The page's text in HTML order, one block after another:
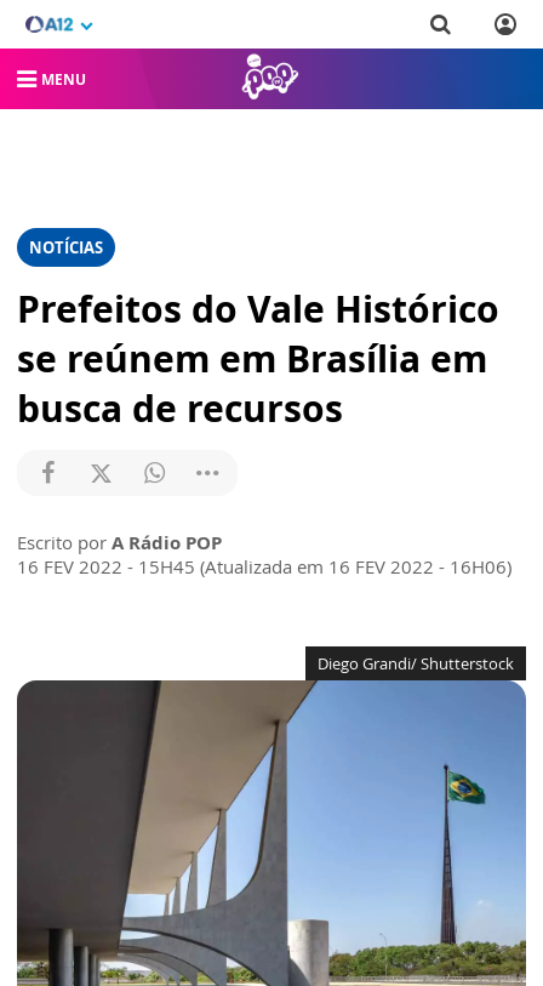
MENU
NOTÍCIAS
Prefeitos do Vale Histórico
se reúnem em Brasília em
busca de recursos
Escrito por A Rádio POP
16 FEV 2022 - 15H45 (Atualizada em 16 FEV 2022 - 16H06)
Diego Grandi/ Shutterstock